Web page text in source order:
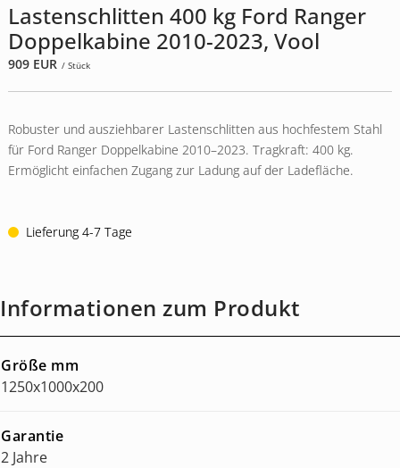
Lastenschlitten 400 kg Ford Ranger
Doppelkabine 2010-2023, Vool
909 EUR / Stück
Robuster und ausziehbarer Lastenschlitten aus hochfestem Stahl
für Ford Ranger Doppelkabine 2010–2023. Tragkraft: 400 kg.
Ermöglicht einfachen Zugang zur Ladung auf der Ladefläche.
Lieferung 4-7 Tage
Informationen zum Produkt
Größe mm
1250x1000x200
Garantie
2 Jahre